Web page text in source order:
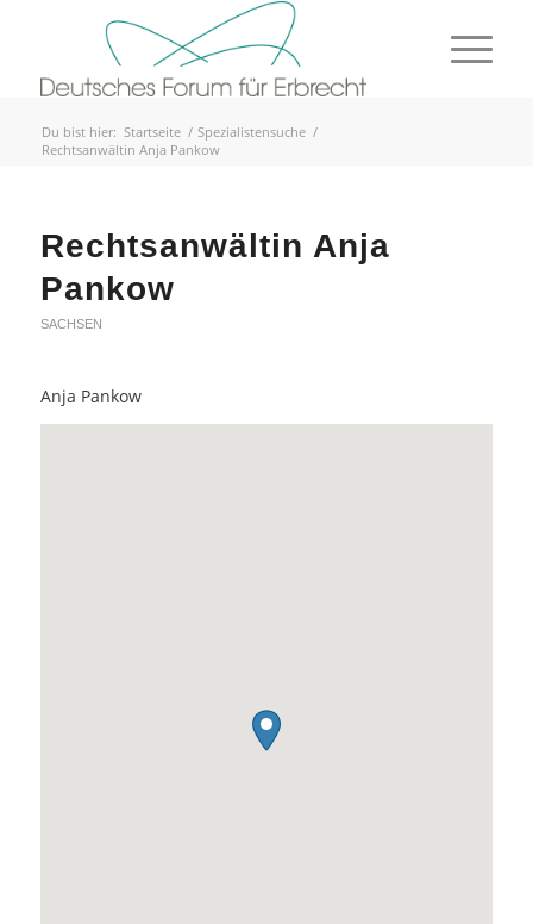
Du bist hier: Startseite / Spezialistensuche /
Rechtsanwältin Anja Pankow
Rechtsanwältin Anja
Pankow
SACHSEN
Anja Pankow